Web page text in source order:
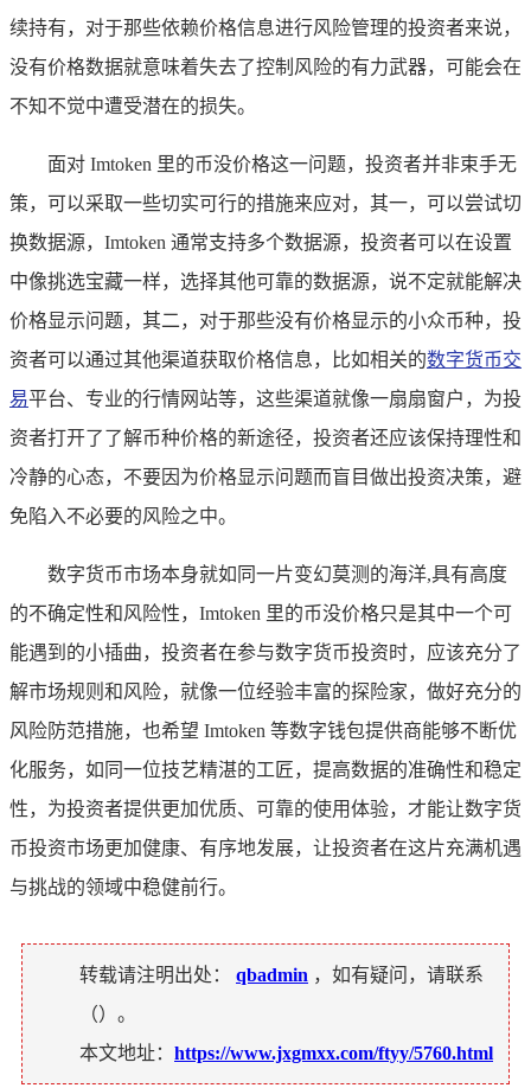
续持有，对于那些依赖价格信息进行风险管理的投资者来说，
没有价格数据就意味着失去了控制风险的有力武器，可能会在
不知不觉中遭受潜在的损失。
面对 Imtoken 里的币没价格这一问题，投资者并非束手无
策，可以采取一些切实可行的措施来应对，其一，可以尝试切
换数据源，Imtoken 通常支持多个数据源，投资者可以在设置
中像挑选宝藏一样，选择其他可靠的数据源，说不定就能解决
价格显示问题，其二，对于那些没有价格显示的小众币种，投
资者可以通过其他渠道获取价格信息，比如相关的数字货币交
易平台、专业的行情网站等，这些渠道就像一扇扇窗户，为投
资者打开了了解币种价格的新途径，投资者还应该保持理性和
冷静的心态，不要因为价格显示问题而盲目做出投资决策，避
免陷入不必要的风险之中。
数字货币市场本身就如同一片变幻莫测的海洋,具有高度
的不确定性和风险性，Imtoken 里的币没价格只是其中一个可
能遇到的小插曲，投资者在参与数字货币投资时，应该充分了
解市场规则和风险，就像一位经验丰富的探险家，做好充分的
风险防范措施，也希望 Imtoken 等数字钱包提供商能够不断优
化服务，如同一位技艺精湛的工匠，提高数据的准确性和稳定
性，为投资者提供更加优质、可靠的使用体验，才能让数字货
币投资市场更加健康、有序地发展，让投资者在这片充满机遇
与挑战的领域中稳健前行。
转载请注明出处： qbadmin ，如有疑问，请联系
（）。
本文地址： https://www.jxgmxx.com/ftyy/5760.html